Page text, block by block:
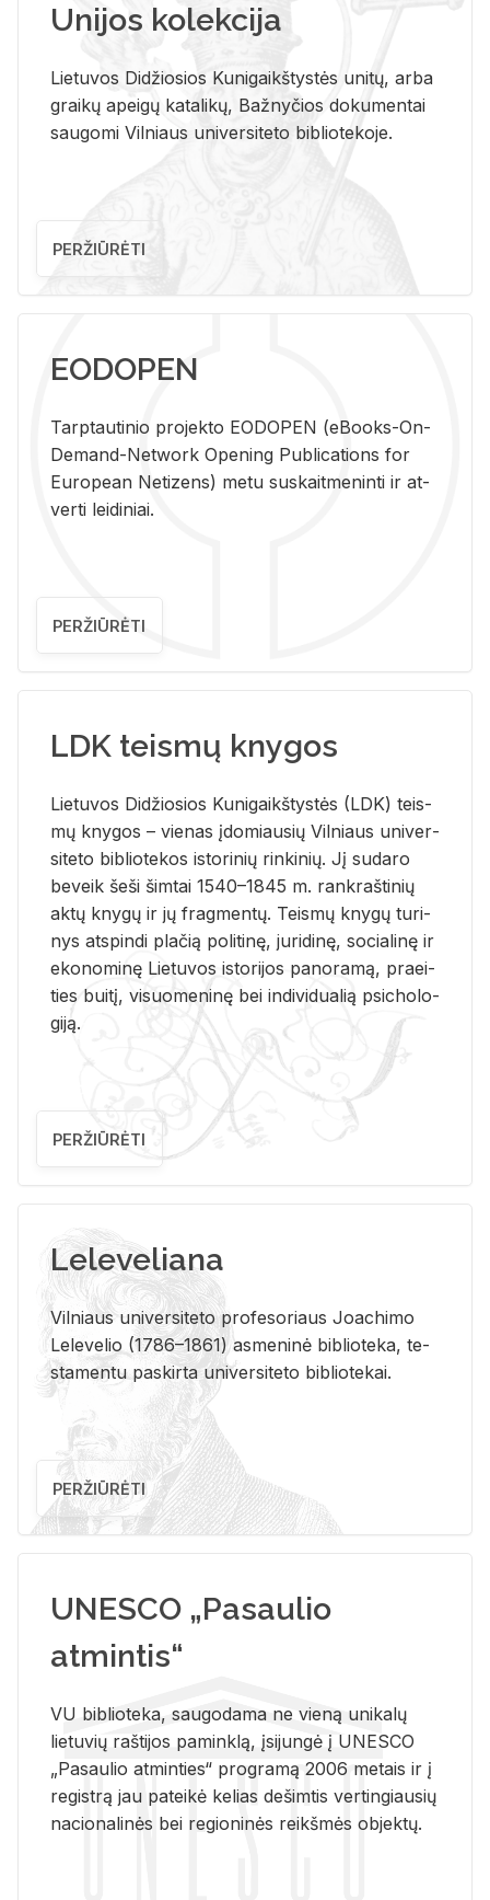
Unijos kolekcija
Lietuvos Didžiosios Kunigaikštystės unitų, arba
graikų apeigų katalikų, Bažnyčios dokumentai
saugomi Vilniaus universiteto bibliotekoje.
PERŽIŪRĖTI
EODOPEN
Tarp­tau­ti­nio pro­jek­to EO­DO­PEN (eBo­oks-On-
De­mand-Ne­twork Ope­ning Pub­li­ca­tions for
Eu­ro­pe­an Ne­ti­zens) metu su­skait­me­nin­ti ir at­
ver­ti lei­di­niai.
PERŽIŪRĖTI
LDK teismų knygos
Lie­tu­vos Di­džio­sios Ku­ni­gaikš­tys­tės (LDK) teis­
mų kny­gos – vie­nas įdo­miau­sių Vil­niaus uni­ver­
si­te­to bi­b­lio­te­kos is­to­ri­nių rin­ki­nių. Jį su­da­ro
be­veik šeši šim­tai 1540–1845 m. rank­raš­ti­nių
aktų kny­gų ir jų frag­men­tų. Teis­mų kny­gų tu­ri­
nys at­spin­di pla­čią po­li­ti­nę, ju­ri­di­nę, so­cia­li­nę ir
eko­no­mi­nę Lie­tu­vos is­to­ri­jos pa­no­ra­mą, pra­ei­
ties bui­tį, vi­suo­me­ni­nę bei in­di­vi­dua­lią psi­cho­lo­
gi­ją.
PERŽIŪRĖTI
Leleveliana
Vil­niaus uni­ver­si­te­to pro­fe­so­riaus Jo­a­chi­mo
Le­le­ve­lio (1786–1861) as­me­ni­nė bi­b­lio­te­ka, te­
sta­men­tu pa­skir­ta uni­ver­si­te­to bi­b­lio­te­kai.
PERŽIŪRĖTI
UNESCO „Pasaulio
atmintis“
VU biblioteka, saugodama ne vieną unikalų
lietuvių raštijos paminklą, įsijungė į UNESCO
„Pasaulio atminties“ programą 2006 metais ir į
registrą jau pateikė kelias dešimtis vertingiausių
nacionalinės bei regioninės reikšmės objektų.